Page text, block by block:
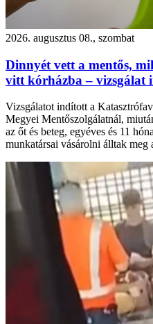
2026. augusztus 08., szombat
Dinnyét vett a mentős,
vitt kórházba – vizsgálat
Vizsgálatot indított a
Megyei Mentőszolgálatnál,
az őt és beteg, egyéves és 11
munkatársai vásárolni álltak meg